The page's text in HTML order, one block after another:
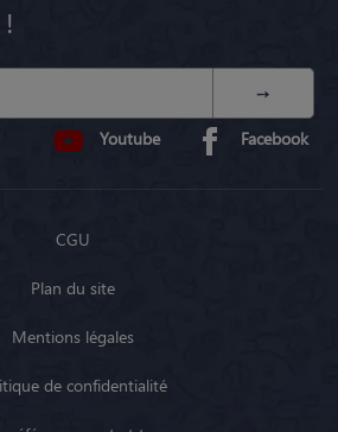
Youtube Facebook
CGU
Plan du site
Mentions légales
de confidentialité